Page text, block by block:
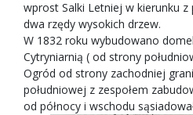
wprost Salki Letniej w kierunku z
dwa rzędy wysokich drzew.
W 1832 roku wybudowano
Cytryniarnią ( od strony
Ogród od strony zachodniej
południowej z zespołem
od północy i wschodu